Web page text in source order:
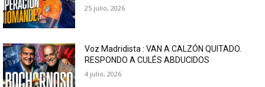
25 julio, 2026
Voz Madridista : VAN A CALZÓN QUITADO.
RESPONDO A CULÉS ABDUCIDOS
4 julio, 2026